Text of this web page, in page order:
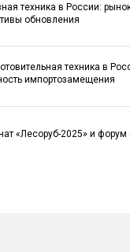
техника в России:
обновления
техника в
импортозамещения
«Лесоруб-2025» и форум